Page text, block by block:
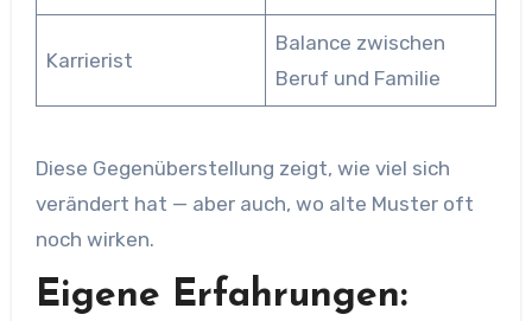
Karrierist
Balance zwischen
Beruf und Familie
Diese Gegenüberstellung zeigt, wie viel sich
verändert hat — aber auch, wo alte Muster oft
noch wirken.
Eigene Erfahrungen: